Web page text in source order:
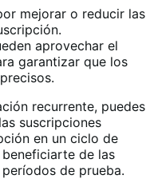
mejorar o reducir las
aprovechar el
garantizar que los
recurrente, puedes
suscripciones
en un ciclo de
de las
de prueba.